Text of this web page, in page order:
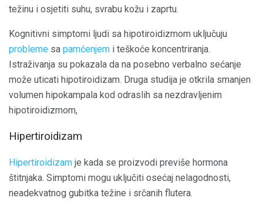
težinu i osjetiti suhu, svrabu kožu i zaprtu.
Kognitivni simptomi ljudi sa hipotiroidizmom uključuju
probleme sa pamćenjem i teškoće koncentriranja.
Istraživanja su pokazala da na posebno verbalno sećanje
može uticati hipotiroidizam. Druga studija je otkrila smanjen
volumen hipokampala kod odraslih sa nezdravljenim
hipotiroidizmom,
Hipertiroidizam
Hipertiroidizam je kada se proizvodi previše hormona
štitnjaka. Simptomi mogu uključiti osećaj nelagodnosti,
neadekvatnog gubitka težine i srčanih flutera.